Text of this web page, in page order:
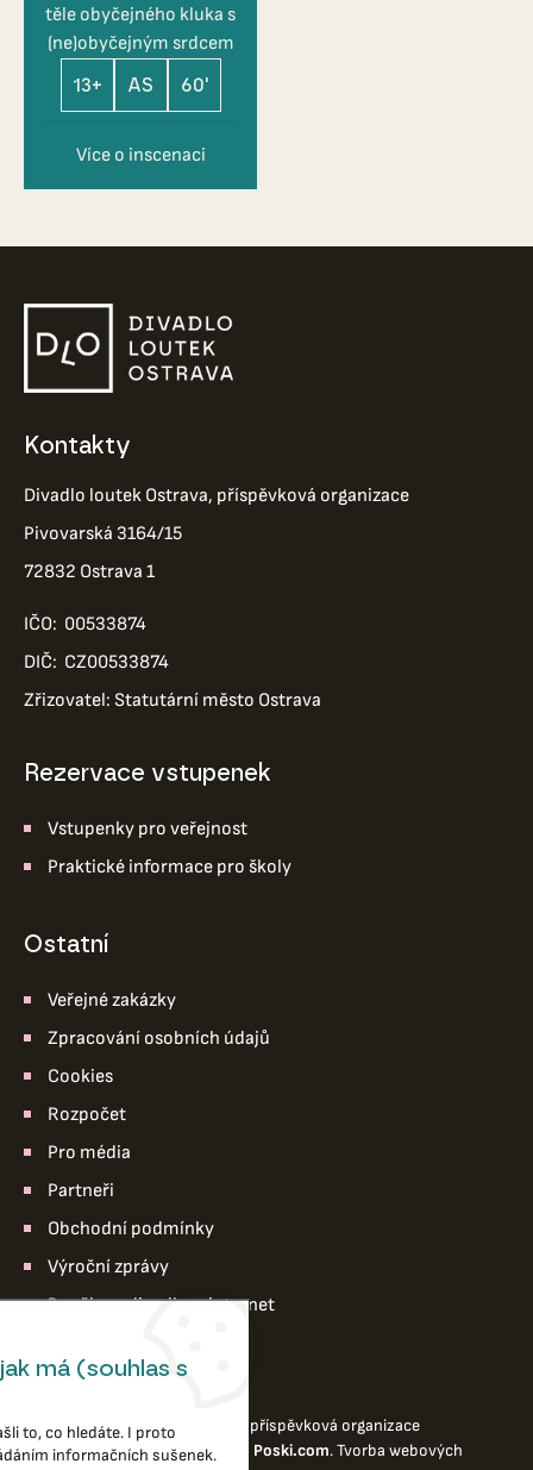
těle obyčejného kluka s
(ne)obyčejným srdcem
13+
AS 60'
Více o inscenaci
Kontakty
Divadlo loutek Ostrava, příspěvková organizace
Pivovarská 3164/15
72832 Ostrava 1
IČO: 00533874
DIČ: CZ00533874
Zřizovatel: Statutární město Ostrava
Rezervace vstupenek
Vstupenky pro veřejnost
Praktické informace pro školy
ostatní
Veřejné zakázky
Zpracování osobních údajů
Cookies
Rozpočet
Pro média
Partneři
Obchodní podmínky
Výroční zprávy
Pro členy divadla – intranet
© 2026 Divadlo loutek Ostrava,příspěvková organizace
Webové stránkyvytvořilo Poski.com.Tvorba webových
má (souhlas s
to, co hledáte. I proto
informačních sušenek.